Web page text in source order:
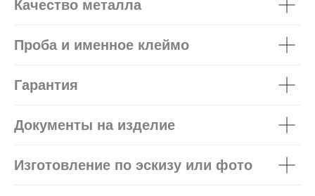
Качество металла
Проба и именное клеймо
Гарантия
Документы на изделие
Изготовление по эскизу или фото